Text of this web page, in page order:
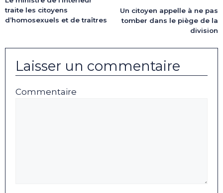
traite les citoyens
d’homosexuels et de traîtres
Un citoyen appelle à ne pas
tomber dans le piège de la
division
Laisser un commentaire
Commentaire